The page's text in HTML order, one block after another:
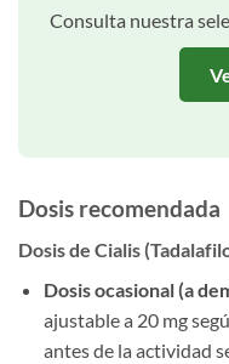
Consulta nuestra
Dosis recomendada
Dosis de Cialis
Dosis ocasional (a
ajustable a 20 mg
antes de la actividad